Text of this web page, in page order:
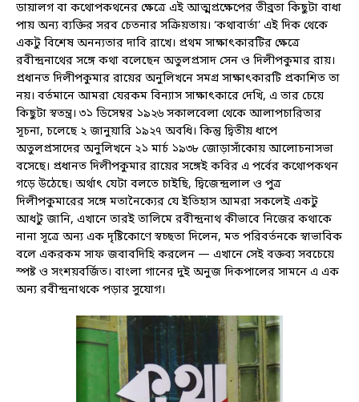
ডায়ালগ বা কথোপকথনের ক্ষেত্রে এই আত্মপ্রক্ষেপের তীব্রতা কিছুটা বাধা
পায় অন্য ব্যক্তির সরব চেতনার সক্রিয়তায়। ‘কথাবার্তা’ এই দিক থেকে
একটু বিশেষ অনন্যতার দাবি রাখে। প্রথম সাক্ষাৎকারটির ক্ষেত্রে
রবীন্দ্রনাথের সঙ্গে কথা বলেছেন অতুলপ্রসাদ সেন ও দিলীপকুমার রায়।
প্রধানত দিলীপকুমার রায়ের অনুলিখনে সমগ্র সাক্ষাৎকারটি প্রকাশিত তা
নয়। বর্তমানে আমরা যেরকম বিন্যাস সাক্ষাৎকারে দেখি, এ তার চেয়ে
কিছুটা স্বতন্ত্র। ৩১ ডিসেম্বর ১৯২৬ সকালবেলা থেকে আলাপচারিতার
সূচনা, চলেছে ২ জানুয়ারি ১৯২৭ অবধি। কিন্তু দ্বিতীয় ধাপে
অতুলপ্রসাদের অনুলিখনে ২১ মার্চ ১৯৩৮ জোড়াসাঁকোয় আলোচনাসভা
বসেছে। প্রধানত দিলীপকুমার রায়ের সঙ্গেই কবির এ পর্বের কথোপকথন
গড়ে উঠেছে। অর্থাৎ যেটা বলতে চাইছি, দ্বিজেন্দ্রলাল ও পুত্র
দিলীপকুমারের সঙ্গে মতানৈক্যের যে ইতিহাস আমরা সকলেই একটু
আধটু জানি, এখানে তারই তালিমে রবীন্দ্রনাথ কীভাবে নিজের কথাকে
নানা সূত্রে অন্য এক দৃষ্টিকোণে স্বচ্ছতা দিলেন, মত পরিবর্তনকে স্বাভাবিক
বলে একরকম সাফ জবাবদিহি করলেন — এখানে সেই বক্তব্য সবচেয়ে
স্পষ্ট ও সংশয়বর্জিত। বাংলা গানের দুই অনুজ দিকপালের সামনে এ এক
অন্য রবীন্দ্রনাথকে পড়ার সুযোগ।